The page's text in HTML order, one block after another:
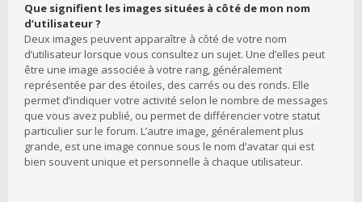
Que signifient les images situées à côté de mon nom
d’utilisateur ?
Deux images peuvent apparaître à côté de votre nom
d’utilisateur lorsque vous consultez un sujet. Une d’elles peut
être une image associée à votre rang, généralement
représentée par des étoiles, des carrés ou des ronds. Elle
permet d’indiquer votre activité selon le nombre de messages
que vous avez publié, ou permet de différencier votre statut
particulier sur le forum. L’autre image, généralement plus
grande, est une image connue sous le nom d’avatar qui est
bien souvent unique et personnelle à chaque utilisateur.